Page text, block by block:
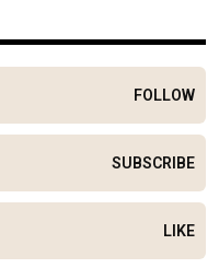
FOLLOW
SUBSCRIBE
LIKE